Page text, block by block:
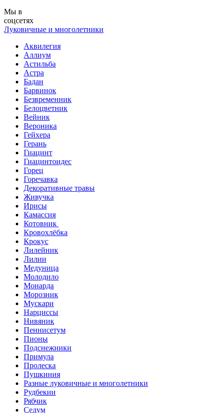
Мы в
соцсетях
Луковичные и многолетники
Аквилегия
Аллиум
Астильба
Астра
Бадан
Барвинок
Безвременник
Белоцветник
Вейник
Вероника
Гейхера
Герань
Гиацинт
Гиацинтоидес
Горец
Горечавка
Декоративные травы
Живучка
Ирисы
Камассия
Котовник
Кровохлёбка
Крокус
Лилейник
Лилии
Медуница
Молодило
Монарда
Морозник
Мускари
Нарциссы
Нивяник
Пеннисетум
Пионы
Подснежники
Примула
Пролеска
Пушкиния
Разные луковичные и многолетники
Рудбекии
Рябчик
Седум